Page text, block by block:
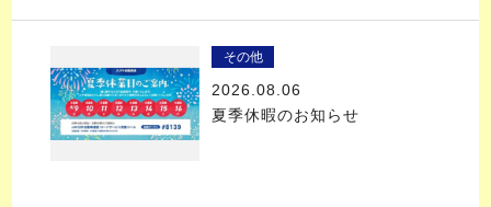
その他
2026.08.06
夏季休暇のお知らせ